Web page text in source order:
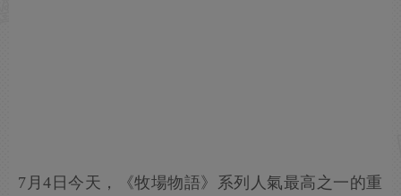
7月4日今天，《牧場物語》系列人氣最高之一的重